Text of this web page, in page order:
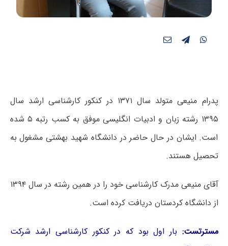
پدرام منیعی متولد سال ۱۳۷۱ در کنکور کارشناسی ارشد سال
۱۳۹۵ رشته زبان و ادبیات انگلیسی موفق به کسب رتبه ۵ شده
است. ایشان در حال حاضر در دانشگاه شهید بهشتی مشغول به
تحصیل هستند.
آقای منیعی مدرک کارشناسی خود را در همین رشته در سال ۱۳۹۴
از دانشگاه کردستان دریافت کرده است.
مسترتست: بار اول بود که در کنکور کارشناسی ارشد شرکت